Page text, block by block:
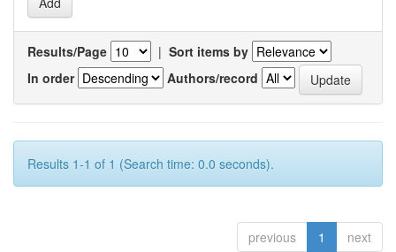
Results/Page | Sort items by
In order
Authors/record
Results 1-1 of 1 (Search time: 0.0 seconds).
previous 1 next